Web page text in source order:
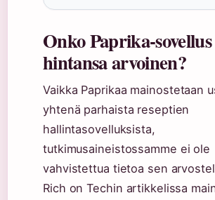
Onko Paprika-sovellus
hintansa arvoinen?
Vaikka Paprikaa mainostetaan
yhtenä parhaista reseptien
hallintasovelluksista,
tutkimusaineistossamme ei ole
vahvistettua tietoa sen
Rich on Techin artikkelissa